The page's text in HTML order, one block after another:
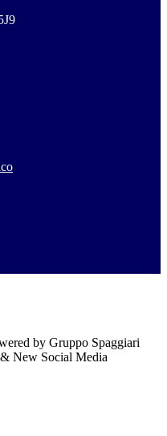
by Gruppo Spaggiari
New Social Media